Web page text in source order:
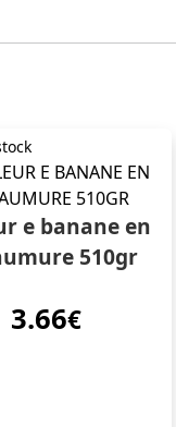
e banane en
510gr
3.66€